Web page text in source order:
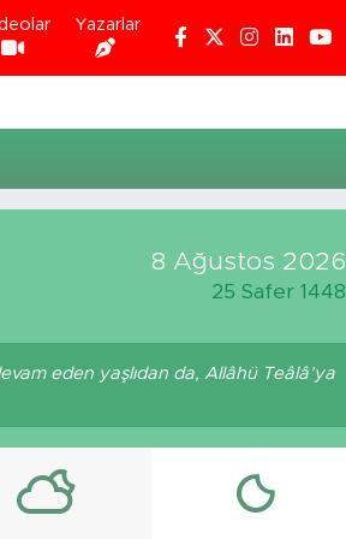
Yazarlar
8 Ağustos 2026
25 Safer 1448
eden yaşlıdan da, Allâhü Teâlâ’ya